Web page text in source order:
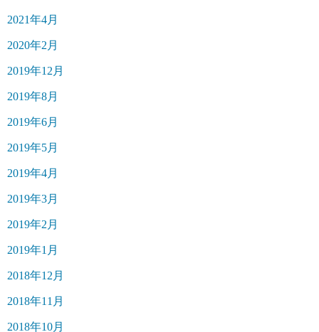
2021年4月
2020年2月
2019年12月
2019年8月
2019年6月
2019年5月
2019年4月
2019年3月
2019年2月
2019年1月
2018年12月
2018年11月
2018年10月